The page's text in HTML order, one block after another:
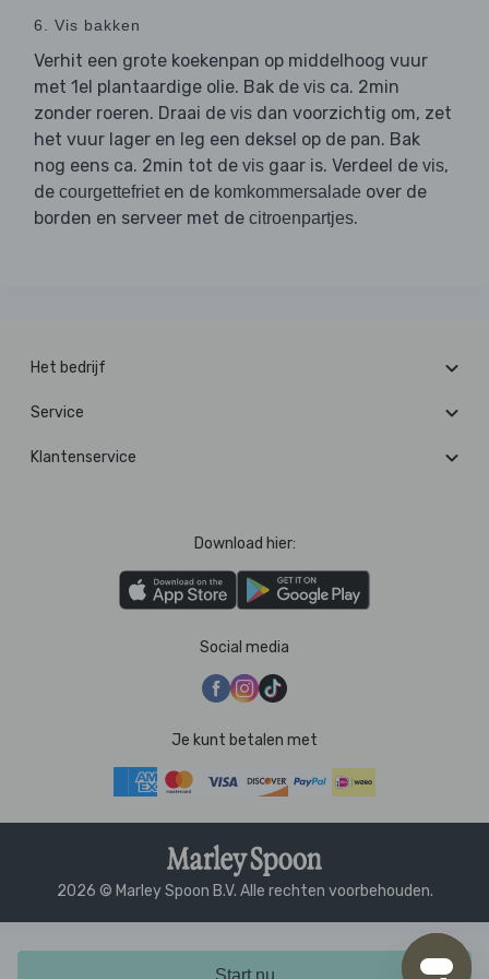
Start nu
6. Vis bakken
Verhit een grote koekenpan op middelhoog vuur
met 1el plantaardige olie. Bak de vis ca. 2min
zonder roeren. Draai de vis dan voorzichtig om, zet
het vuur lager en leg een deksel op de pan. Bak
nog eens ca. 2min tot de vis gaar is. Verdeel de vis,
de courgettefrieten de komkommersalade over de
borden en serveer met de citroenpartjes.
Het bedrijf
Service
Klantenservice
Download hier:
Social media
Je kunt betalen met
2026 © Marley Spoon B.V. Alle rechten voorbehouden.